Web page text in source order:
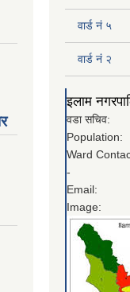
वार्ड नं ५
वार्ड नं २
इलाम
वडा सचिव:
Population:
Ward
-
Email:
Image: